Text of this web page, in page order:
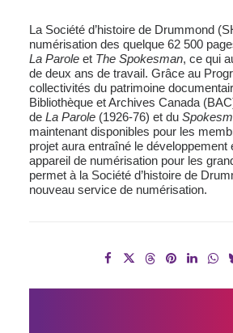
La Société d’histoire de Drummond
numérisation des quelque 62 500
La Parole et The Spokesman, ce qui
de deux ans de travail. Grâce au
collectivités du patrimoine
Bibliothèque et Archives Canada
de La Parole (1926-76) et du
maintenant disponibles pour les
projet aura entraîné le développement
appareil de numérisation pour les
permet à la Société d’histoire de
nouveau service de numérisation.